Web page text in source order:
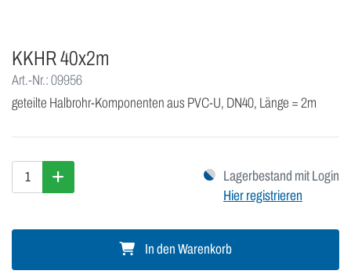
KKHR 40x2m
Art.-Nr.: 09956
geteilte Halbrohr-Komponenten aus PVC-U, DN40, Länge = 2m
Lagerbestand mit Login
Hier registrieren
In den Warenkorb